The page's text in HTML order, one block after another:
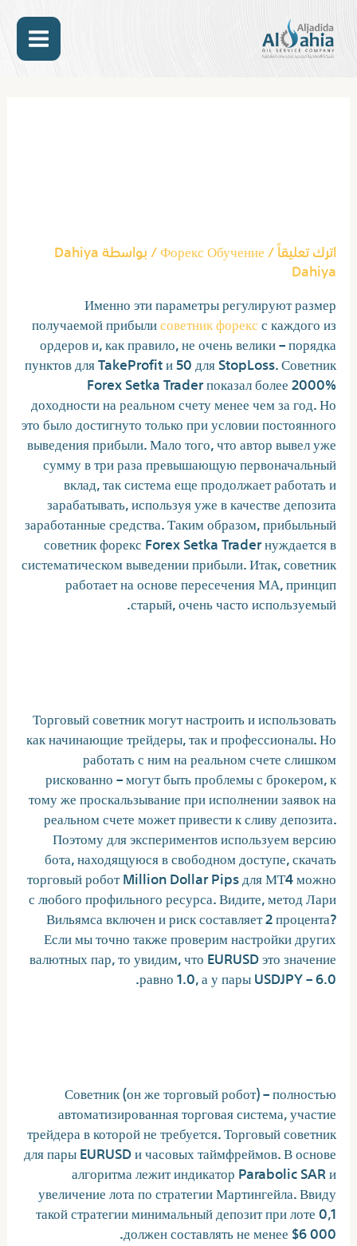
المحتوى
اترك تعليقاً/
Форекс Обучение/ بواسطةDahiya
Dahiya
Именно эти параметры регулируют размер
получаемой прибылисоветник форексс каждого из
ордеров и, как правило, не очень велики – порядка
пунктов для TakeProfit и 50 для StopLoss. Советник
Forex Setka Trader показал более 2000%
доходности на реальном счету менее чем за год. Но
это было достигнуто только при условии постоянного
выведения прибыли. Мало того, что автор вывел уже
сумму в три раза превышающую первоначальный
вклад, так система еще продолжает работать и
зарабатывать, используя уже в качестве депозита
заработанные средства. Таким образом, прибыльный
советник форекс Forex Setka Trader нуждается в
систематическом выведении прибыли. Итак, советник
работает на основе пересечения МА, принцип
старый, очень часто используемый.
Торговый советник могут настроить и использовать
как начинающие трейдеры, так и профессионалы. Но
работать с ним на реальном счете слишком
рискованно – могут быть проблемы с брокером, к
тому же проскальзывание при исполнении заявок на
реальном счете может привести к сливу депозита.
Поэтому для экспериментов используем версию
бота, находящуюся в свободном доступе, скачать
торговый робот Million Dollar Pips для МТ4 можно
с любого профильного ресурса. Видите, метод Лари
Вильямса включен и риск составляет 2 процента?
Если мы точно также проверим настройки других
валютных пар, то увидим, что EURUSD это значение
равно 1.0, а у пары USDJPY – 6.0.
Советник (он же торговый робот) – полностью
автоматизированная торговая система, участие
трейдера в которой не требуется. Торговый советник
для пары EURUSD и часовых таймфреймов. В основе
алгоритма лежит индикатор Parabolic SAR и
увеличение лота по стратегии Мартингейла. Ввиду
такой стратегии минимальный депозит при лоте 0,1
должен составлять не менее $6 000.